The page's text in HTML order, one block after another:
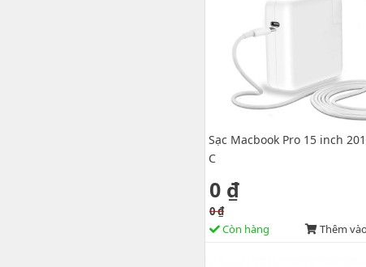
Sạc Macbook Pro 15 inch
C
0 ₫
0 ₫
Còn hàng
Thêm